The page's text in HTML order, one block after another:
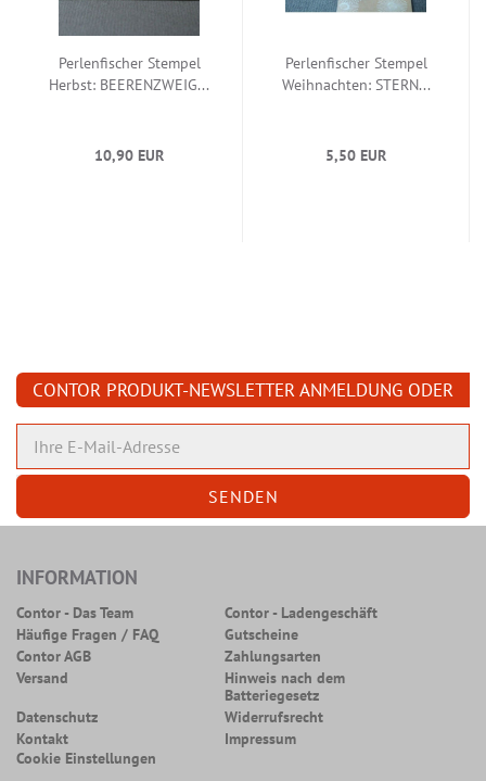
Perlenfischer Stempel
Herbst: BEERENZWEIG...
10,90 EUR
Perlenfischer Stempel
Weihnachten: STERN...
5,50 EUR
CONTOR PRODUKT-NEWSLETTER ANMELDUNG ODER
ABMELDUNG
INFORMATION
Contor - Das Team
Contor - Ladengeschäft
Häufige Fragen / FAQ
Gutscheine
Contor AGB
Zahlungsarten
Versand
Hinweis nach dem
Batteriegesetz
Datenschutz
Widerrufsrecht
Kontakt
Impressum
Cookie Einstellungen